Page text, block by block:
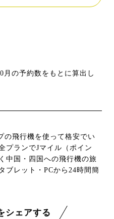
の予約数をもとに算出し
の飛行機を使って格安でい
プランでJマイル（ポイン
中国・四国への飛行機の旅
ブレット・PCから24時間簡
シェアする